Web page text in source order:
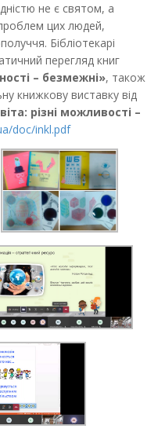
не є святом, а
цих людей,
Бібліотекарі
перегляд книг
– безмежні», також
книжкову виставку від
різні можливості –
doc/inkl.pdf